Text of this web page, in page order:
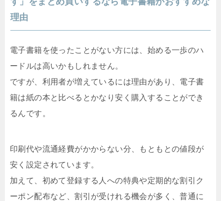
理由
電子書籍を使ったことがない方には、始める一歩のハ
ードルは高いかもしれません。
ですが、利用者が増えているには理由があり、電子書
籍は紙の本と比べるとかなり安く購入することができ
るんです。
印刷代や流通経費がかからない分、もともとの値段が
安く設定されています。
加えて、初めて登録する人への特典や定期的な割引ク
ーポン配布など、割引が受けれる機会が多く、普通に